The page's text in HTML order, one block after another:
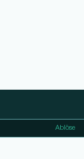
Ablöse